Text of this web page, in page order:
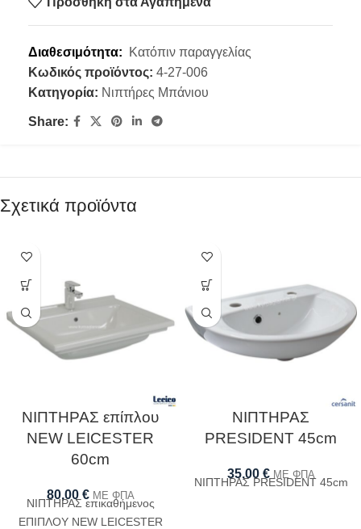
Διαθεσιμότητα:
Κατόπιν παραγγελίας
Κωδικός προϊόντος: 4-27-006
Κατηγορία: Νιπτήρες Μπάνιου
Share:
Σχετικά προϊόντα
ΝΙΠΤΗΡΑΣ επίπλου
NEW LEICESTER
60cm
80,00 € ΜΕ ΦΠΑ
ΝΙΠΤΗΡΑΣ επικαθήμενος
ΕΠΙΠΛΟΥ NEW LEICESTER
ΝΙΠΤΗΡΑΣ
PRESIDENT 45cm
35,00 € ΜΕ ΦΠΑ
ΝΙΠΤΗΡΑΣ PRESIDENT 45cm